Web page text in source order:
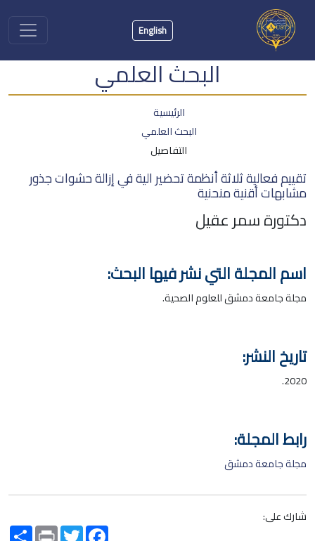
English
البحث العلمي
الرئيسية
البحث العلمي
التفاصيل
تقييم فعالية ثلاثة أنظمة تحضير الية في إزالة حشوات جذور
مشابهات أقنية منحنية
دكتورة سمر عقيل
اسم المجلة التي نشر فيها البحث:
مجلة جامعة دمشق للعلوم الصحية.
تاريخ النشر:
2020.
رابط المجلة:
مجلة جامعة دمشق
شارك على:
Share PrintTwitterFacebook